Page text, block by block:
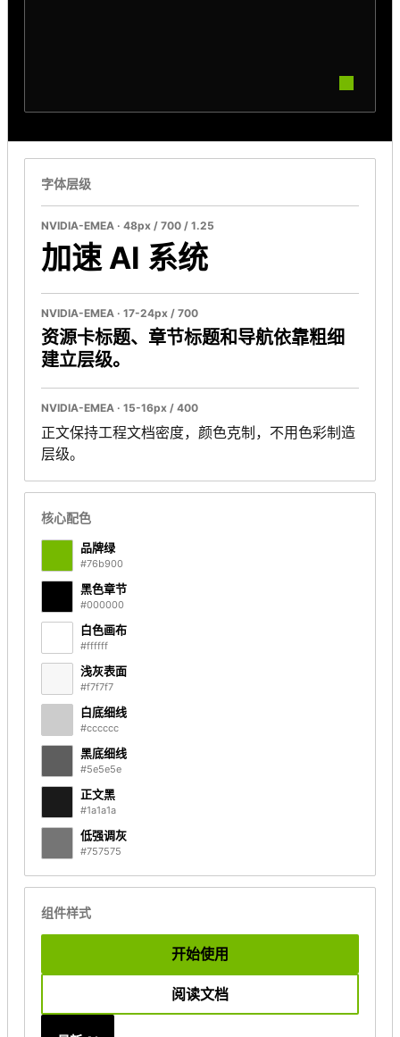
字体层级
NVIDIA-EMEA · 48px / 700 / 1.25
加速 AI 系统
NVIDIA-EMEA · 17-24px / 700
资源卡标题、章节标题和导航依靠粗细
建立层级。
NVIDIA-EMEA · 15-16px / 400
正文保持工程文档密度，颜色克制，不用色彩制造
层级。
核心配色
品牌绿
#76b900
黑色章节
#000000
白色画布
#ffffff
浅灰表面
#f7f7f7
白底细线
#cccccc
黑底细线
#5e5e5e
正文黑
#1a1a1a
低强调灰
#757575
组件样式
开始使用
阅读文档